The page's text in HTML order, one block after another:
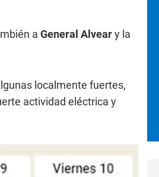
a General Alveary la
localmente fuertes,
actividad eléctrica y